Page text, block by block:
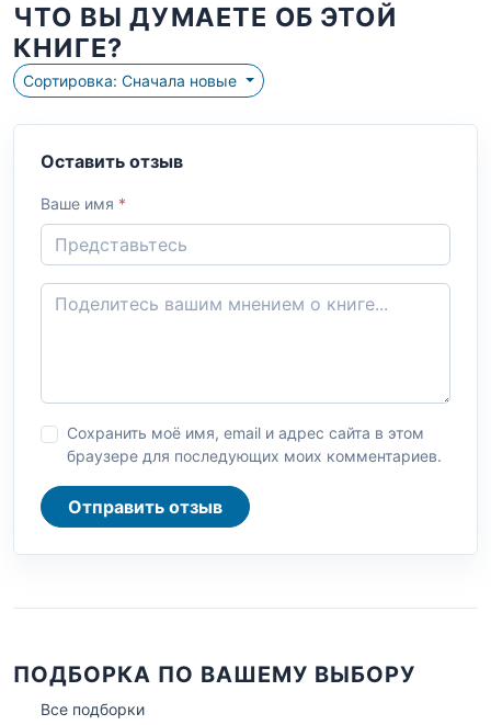
ЧТО ВЫ ДУМАЕТЕ ОБ ЭТОЙ
КНИГЕ?
Сортировка: Сначала новые
Оставить отзыв
Ваше имя *
Сохранить моё имя, email и адрес сайта в этом
браузере для последующих моих комментариев.
Отправить отзыв
ПОДБОРКА ПО ВАШЕМУ ВЫБОРУ
Все подборки